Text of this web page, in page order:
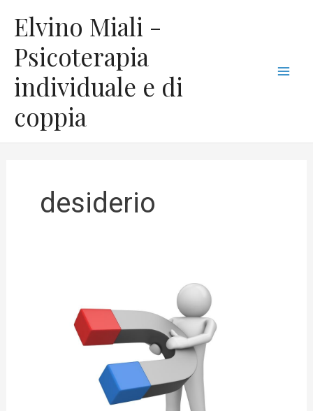
contenuto
Elvino Miali -
Psicoterapia
individuale e di
coppia
desiderio
dell’attrazione?
a
t
e
g
o
r